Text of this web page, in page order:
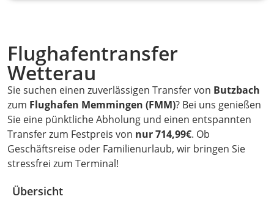
Flughafentransfer
Wetterau
Sie suchen einen zuverlässigen Transfer von Butzbach
zum Flughafen Memmingen (FMM)? Bei uns genießen
Sie eine pünktliche Abholung und einen entspannten
Transfer zum Festpreis von nur 714,99€. Ob
Geschäftsreise oder Familienurlaub, wir bringen Sie
stressfrei zum Terminal!
Übersicht